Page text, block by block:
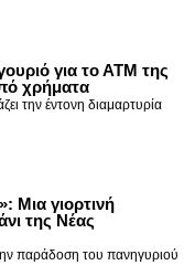
για το ΑΤΜ της
χρήματα
την έντονη διαμαρτυρία
Μια γιορτινή
της Νέας
παράδοση του πανηγυριού